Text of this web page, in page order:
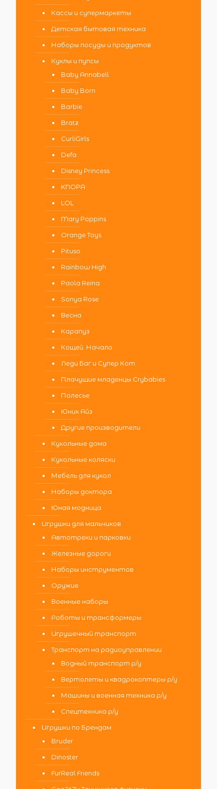
Кассы и супермаркеты
Детская бытовая техника
Наборы посуды и продуктов
Куклы и пупсы
Baby Annabell
Baby Born
Barbie
Bratz
CurliGirls
Defa
Disney Princess
KNOPA
LOL
Mary Poppins
Orange Toys
Pituso
Rainbow High
Paola Reina
Sonya Rose
Весна
Карапуз
Кощей. Начало
Леди Баг и Супер Кот
Плачущие младенцы Crybabies
Полесье
Юник Айз
Другие производители
Кукольные дома
Кукольные коляски
Мебель для кукол
Наборы доктора
Юная модница
Игрушки для мальчиков
Автотреки и парковки
Железные дороги
Наборы инструментов
Оружие
Военные наборы
Роботы и трансформеры
Игрушечный транспорт
Транспорт на радиоуправлении
Водный транспорт р/у
Вертолеты и квадрокоптеры р/у
Машины и военная техника р/у
Спецтехника р/у
Игрушки по Брендам
Bruder
Dinoster
FurReal Friends